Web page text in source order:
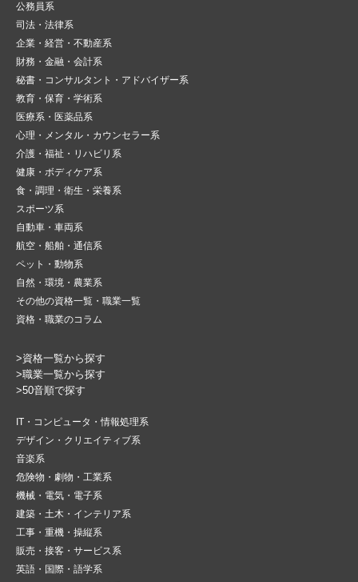
公務員系
司法・法律系
企業・経営・不動産系
財務・金融・会計系
秘書・コンサルタント・アドバイザー系
教育・保育・学術系
医療系・医薬品系
心理・メンタル・カウンセラー系
介護・福祉・リハビリ系
健康・ボディケア系
食・調理・衛生・栄養系
スポーツ系
自動車・車両系
航空・船舶・通信系
ペット・動物系
自然・環境・農業系
その他の資格一覧・職業一覧
資格・職業のコラム
>資格一覧から探す
>職業一覧から探す
>50音順で探す
IT・コンピュータ・情報処理系
デザイン・クリエイティブ系
音楽系
危険物・劇物・工業系
機械・電気・電子系
建築・土木・インテリア系
工事・重機・操縦系
販売・接客・サービス系
英語・国際・語学系